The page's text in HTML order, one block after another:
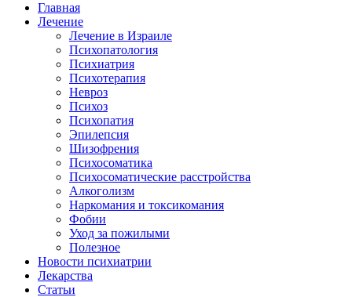
Главная
Лечение
Лечение в Израиле
Психопатология
Психиатрия
Психотерапия
Невроз
Психоз
Психопатия
Эпилепсия
Шизофрения
Психосоматика
Психосоматические расстройства
Алкоголизм
Наркомания и токсикомания
Фобии
Уход за пожилыми
Полезное
Новости психиатрии
Лекарства
Статьи